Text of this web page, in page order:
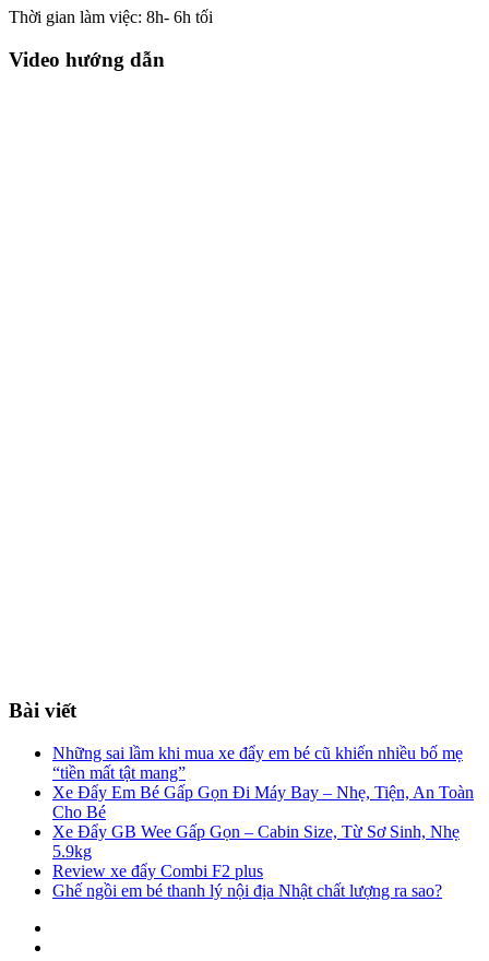
Thời gian làm việc: 8h- 6h tối
Video hướng dẫn
Bài viết
Những sai lầm khi mua xe đẩy em bé cũ khiến nhiều bố mẹ
“tiền mất tật mang”
Xe Đẩy Em Bé Gấp Gọn Đi Máy Bay – Nhẹ, Tiện, An Toàn
Cho Bé
Xe Đẩy GB Wee Gấp Gọn – Cabin Size, Từ Sơ Sinh, Nhẹ
5.9kg
Review xe đẩy Combi F2 plus
Ghế ngồi em bé thanh lý nội địa Nhật chất lượng ra sao?